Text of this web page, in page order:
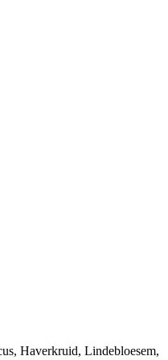
Haverkruid, Lindebloesem,